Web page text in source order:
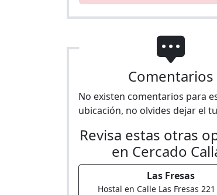
Comentarios
No existen comentarios para
ubicación, no olvides dejar el
Revisa estas otras
en Cercado
Las Fresas
Hostal en Calle Las Fresas